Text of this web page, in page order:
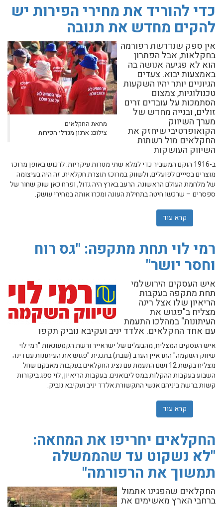
כדי להוריד את מחירי הפירות יש
להקים מחדש את תנובה
מחאת החקלאים
צילום: ארגון מגדלי הפירות
אין ספק שנדרשת רפורמה
בחקלאות, אבל הפתרון
הוא לא פגיעה אנושה בה
באמצעות יבוא. צעדים
הגיוניים יותר יהיו השקעות
טכנולוגיות, צמצום
הסתמכות על עובדים זרים
זולים, ובנייה מחדש של
מערך השיווק
הקואופרטיבי שיחזק את
החקלאים מול רשתות
השיווק העושקות
ב-1916 הוקם המשביר כדי למלא שתי מטרות עיקריות: לרכוש באופן מרוכז
מוצרים בסייים לפועלים, ולשווק במרוכז תוצרת חקלאית. זה היה בעיצומה
של מלחמת העולם הראשונה. הרעב בארץ היה גדול, ופרח כאן שוק שחור של
ספסרים – שרכשו חיטה בתחילת העונה ומכרו אותה במחירי עושק.
קרא עוד
רמי לוי תחת מתקפה: "גס רוח
וחסר יושר"
איש העסקים הירושלמי
תחת מתקפה בעקבות
הריאיון שלו אצל רינה
מצליח ב"פגוש את
העיתונות" במהלכו התעמת
עם אחד החקלאים. אלדד יניב ועקיבא נוביק תקפו
איש העסקים המצליח, מהבעלים של ישראייר ורשת הקמעונאות "רמי לוי
שיווק השקמה" התראיין הערב (שבת) בתכנית "פגוש את העיתונות עם רינה
מצליח בקשת 12 ושם התעמת עם נציג החקלאים בעקבות מאבקם שחל
השבוע בעקבות ההקלות במס ליבואנים. בעקבות הריאיון, לוי ספג ביקורות
קשות ברשת ביניהם אנשי התקשורת אלדד יניב ועקיבא נוביק.
קרא עוד
החקלאים יחריפו את המחאה:
"לא נשקוט עד שהממשלה
תמשוך את הרפורמה"
החקלאים שהפגינו אתמול
ברחבי הארץ מאשימים את